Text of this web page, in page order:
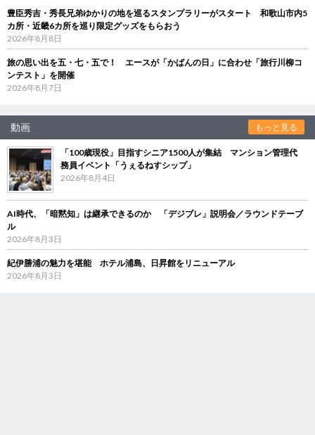
豊臣秀吉・秀長兄弟ゆかりの地を巡るスタンプラリーがスタート 和歌山市内5
カ所・近畿6カ所を巡り限定グッズをもらおう
2026年8月8日
旅の思い出を五・七・五で！ エースが「かばんの日」に合わせ「旅行川柳コ
ンテスト」を開催
2026年8月7日
動画 もっと見る
「100歳現役」目指すシニア1500人が集結 マンション管理代
務員イベント「うぇるねすシップ」
2026年8月4日
AI時代、「暗黙知」は継承できるのか 「デジブレ」説明会／ラウンドテーブ
ル
2026年8月3日
紀伊勝浦の魅力を堪能 ホテル浦島、日昇館をリニューアル
2026年8月3日